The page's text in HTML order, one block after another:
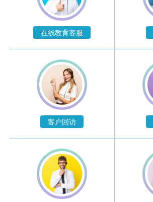
在线教育客服
客户回访